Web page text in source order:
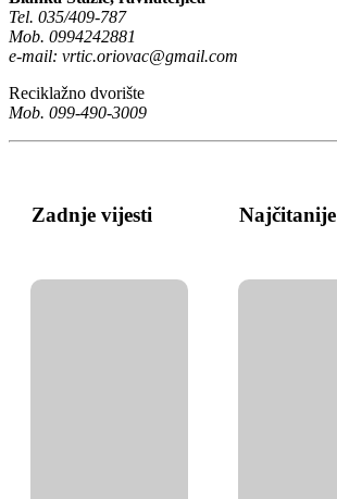
Tel. 035/409-787
Mob. 0994242881
e-mail: vrtic.oriovac@gmail.com
Reciklažno dvorište
Mob. 099-490-3009
Zadnje vijesti Najčitanije